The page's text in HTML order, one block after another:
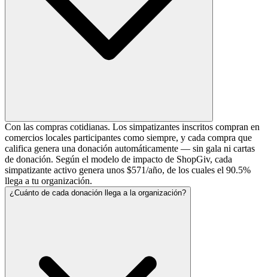
Con las compras cotidianas. Los simpatizantes inscritos compran en
comercios locales participantes como siempre, y cada compra que
califica genera una donación automáticamente — sin gala ni cartas
de donación. Según el modelo de impacto de ShopGiv, cada
simpatizante activo genera unos $571/año, de los cuales el 90.5%
llega a tu organización.
¿Cuánto de cada donación llega a la organización?